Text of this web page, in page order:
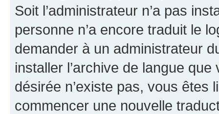
Soit l’administrateur n’a pas
personne n’a encore traduit le
demander à un administrateur
installer l’archive de langue
désirée n’existe pas, vous êtes
commencer une nouvelle